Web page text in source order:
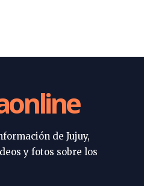
de Jujuy,
y fotos sobre los